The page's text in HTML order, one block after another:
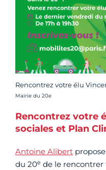
Rencontrez votre élu
Crédit photo :
Mairie du 20e
Rencontrez votre
sociales et Plan
Antoine Alibert
du 20e de le rencontrer